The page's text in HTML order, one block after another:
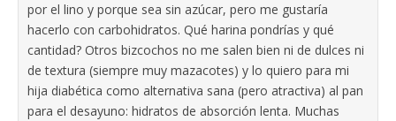
por el lino y porque sea sin azúcar, pero me gustaría
hacerlo con carbohidratos. Qué harina pondrías y qué
cantidad? Otros bizcochos no me salen bien ni de dulces ni
de textura (siempre muy mazacotes) y lo quiero para mi
hija diabética como alternativa sana (pero atractiva) al pan
para el desayuno: hidratos de absorción lenta. Muchas